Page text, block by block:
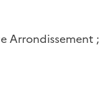
Arrondissement ;